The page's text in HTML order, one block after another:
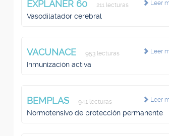
Leer
EXPLANER 60 211 lecturas
Vasodilatador cerebral
Leer
VACUNACE 953 lecturas
Inmunización activa
Leer
BEMPLAS 941 lecturas
Normotensivo de protección permanente